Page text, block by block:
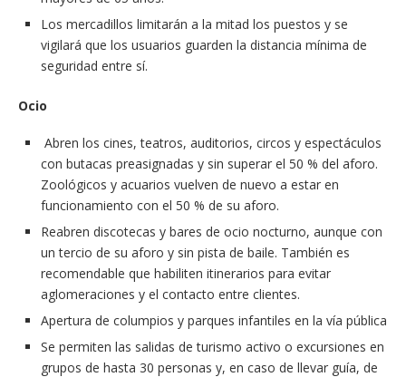
Los mercadillos limitarán a la mitad los puestos y se
vigilará que los usuarios guarden la distancia mínima de
seguridad entre sí.
Ocio
Abren los cines, teatros, auditorios, circos y espectáculos
con butacas preasignadas y sin superar el 50 % del aforo.
Zoológicos y acuarios vuelven de nuevo a estar en
funcionamiento con el 50 % de su aforo.
Reabren discotecas y bares de ocio nocturno, aunque con
un tercio de su aforo y sin pista de baile. También es
recomendable que habiliten itinerarios para evitar
aglomeraciones y el contacto entre clientes.
Apertura de columpios y parques infantiles en la vía pública
Se permiten las salidas de turismo activo o excursiones en
grupos de hasta 30 personas y, en caso de llevar guía, de